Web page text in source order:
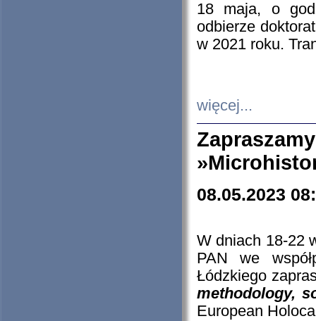
18 maja, o
odbierze
w 2021 roku.
więcej...
08.05.2023
W dniach 18-22
PAN we
Łódzkiego
methodology,
European